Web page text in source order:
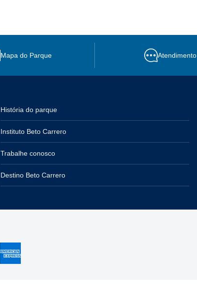
Mapa do Parque Atendimento
História do parque
Instituto Beto Carrero
Trabalhe conosco
Destino Beto Carrero